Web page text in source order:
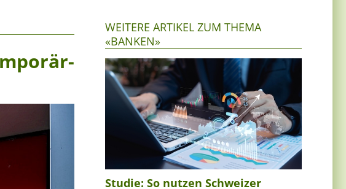
WEITERE ARTIKEL ZUM THEMA
«BANKEN»
Studie: So nutzen Schweizer